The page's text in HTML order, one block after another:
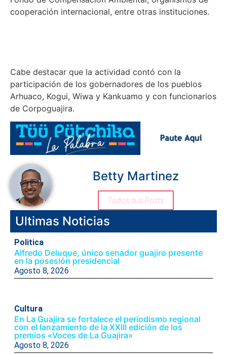
cooperación internacional, entre otras instituciones.
Cabe destacar que la actividad contó con la
participación de los gobernadores de los pueblos
Arhuaco, Kogui, Wiwa y Kankuamo y con funcionarios
de Corpoguajira.
Betty Martinez
Todos sus Posts
Ultimas Noticias
Politica
Alfredo Deluque, único senador guajiro presente
en la posesión presidencial
Agosto 8, 2026
Cultura
En La Guajira se fortalece el periodismo regional
con el lanzamiento de la XXIII edición de los
premios «Voces de La Guajira»
Agosto 8, 2026